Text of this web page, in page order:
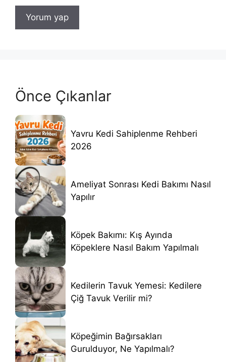
Önce Çıkanlar
Yavru Kedi Sahiplenme Rehberi
2026
Ameliyat Sonrası Kedi Bakımı Nasıl
Yapılır
Köpek Bakımı: Kış Ayında
Köpeklere Nasıl Bakım Yapılmalı
Kedilerin Tavuk Yemesi: Kedilere
Çiğ Tavuk Verilir mi?
Köpeğimin Bağırsakları
Gurulduyor, Ne Yapılmalı?